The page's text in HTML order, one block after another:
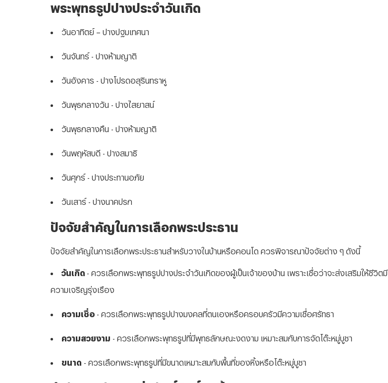
พระพุทธรูปปางประจำวันเกิด
วันอาทิตย์ – ปางปฐมเทศนา
วันจันทร์ - ปางห้ามญาติ
วันอังคาร - ปางโปรดอสุรินทราหู
วันพุธกลางวัน - ปางไสยาสน์
วันพุธกลางคืน - ปางห้ามญาติ
วันพฤหัสบดี - ปางสมาธิ
วันศุกร์ - ปางประทานอภัย
วันเสาร์ - ปางนาคปรก
ปัจจัยสำคัญในการเลือกพระประธาน
ปัจจัยสำคัญในการเลือกพระประธานสำหรับวางในบ้านหรือคอนโด ควรพิจารณาปัจจัยต่าง ๆ ดังนี้
วันเกิด - ควรเลือกพระพุทธรูปปางประจำวันเกิดของผู้เป็นเจ้าของบ้าน เพราะเชื่อว่าจะส่งเสริมให้ชีวิตมี
ความเจริญรุ่งเรือง
ความเชื่อ - ควรเลือกพระพุทธรูปปางมงคลที่ตนเองหรือครอบครัวมีความเชื่อศรัทธา
ความสวยงาม - ควรเลือกพระพุทธรูปที่มีพุทธลักษณะงดงาม เหมาะสมกับการจัดโต๊ะหมู่บูชา
ขนาด - ควรเลือกพระพุทธรูปที่มีขนาดเหมาะสมกับพื้นที่ของหิ้งหรือโต๊ะหมู่บูชา